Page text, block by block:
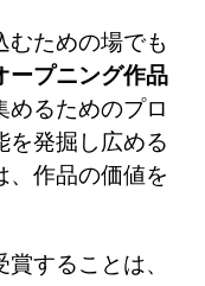
むための場でも
ープニング作品
めるためのプロ
を発掘し広める
、作品の価値を
することは、